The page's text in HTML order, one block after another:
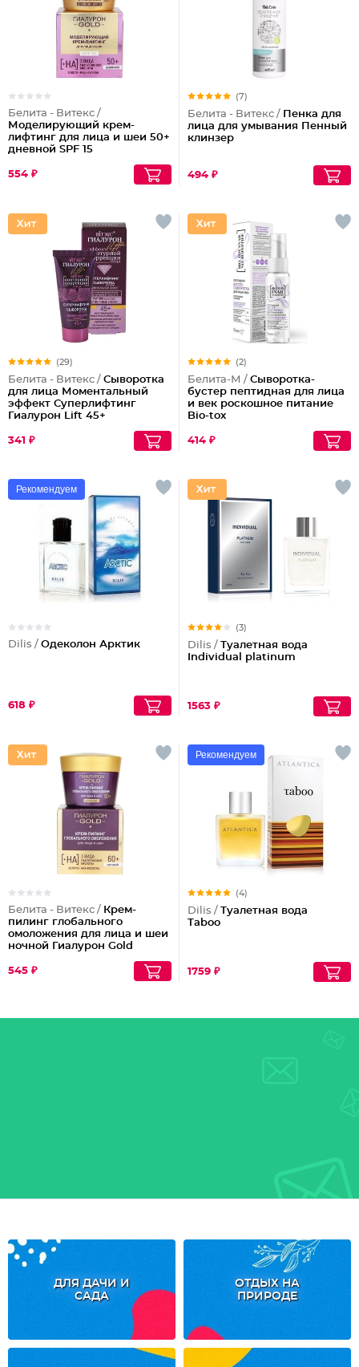
Белита - Витекс /
Моделирующий крем-
лифтинг для лица и шеи 50+
дневной SPF 15
554 ₽
(7)
Белита - Витекс / Пенка для
лица для умывания Пенный
клинзер
494 ₽
(29)
Белита - Витекс / Сыворотка
для лица Моментальный
эффект Суперлифтинг
Гиалурон Lift 45+
341 ₽
(2)
Белита-М / Сыворотка-
бустер пептидная для лица
и век роскошное питание
Bio-tox
414 ₽
Рекомендуем
Dilis / Одеколон Арктик
618 ₽
(3)
Dilis / Туалетная вода
Individual platinum
1563 ₽
Белита - Витекс / Крем-
пилинг глобального
омоложения для лица и шеи
ночной Гиалурон Gold
545 ₽
Рекомендуем
(4)
Dilis / Туалетная вода
Taboo
1759 ₽
ДЛЯ ДАЧИ И
САДА
ОТДЫХ НА
ПРИРОДЕ